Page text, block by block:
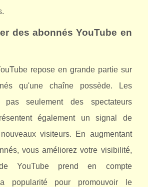
des abonnés YouTube en
repose en grande partie sur
qu'une chaîne possède. Les
seulement des spectateurs
également un signal de
visiteurs. En augmentant
vous améliorez votre visibilité,
YouTube prend en compte
popularité pour promouvoir le